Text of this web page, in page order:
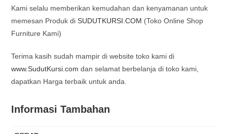
Kami selalu memberikan kemudahan dan kenyamanan untuk
memesan Produk diSUDUTKURSI.COM (Toko Online Shop
Furniture Kami)
Terima kasih sudah mampir di website toko kami di
www.SudutKursi.com dan selamat berbelanja di toko kami,
dapatkan Harga terbaik untuk anda.
Informasi Tambahan